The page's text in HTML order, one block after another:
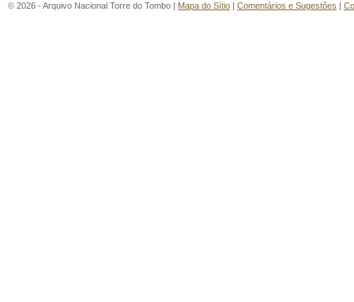
© 2026 - Arquivo Nacional Torre do Tombo | Mapa do Sítio | Comentários e Sugestões |